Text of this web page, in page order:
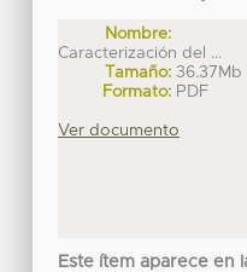
Nombre:
Caracterización del ...
Tamaño: 36.37Mb
Formato: PDF
Ver documento
Este ítem aparece en